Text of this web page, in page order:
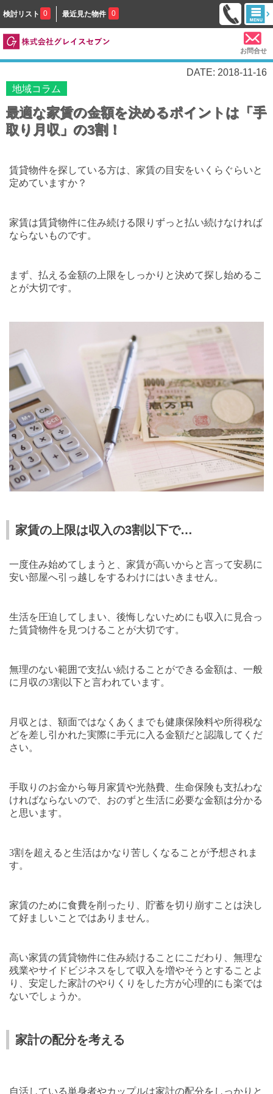
検討リスト 0 最近見た物件 0
お問合せ
DATE: 2018-11-16
地域コラム
最適な家賃の金額を決めるポイントは「手
取り月収」の3割！
賃貸物件を探している方は、家賃の目安をいくらぐらいと
定めていますか？
家賃は賃貸物件に住み続ける限りずっと払い続けなければ
ならないものです。
まず、払える金額の上限をしっかりと決めて探し始めるこ
とが大切です。
家賃の上限は収入の3割以下で…
一度住み始めてしまうと、家賃が高いからと言って安易に
安い部屋へ引っ越しをするわけにはいきません。
生活を圧迫してしまい、後悔しないためにも収入に見合っ
た賃貸物件を見つけることが大切です。
無理のない範囲で支払い続けることができる金額は、一般
に月収の3割以下と言われています。
月収とは、額面ではなくあくまでも健康保険料や所得税な
どを差し引かれた実際に手元に入る金額だと認識してくだ
さい。
手取りのお金から毎月家賃や光熱費、生命保険も支払わな
ければならないので、おのずと生活に必要な金額は分かる
と思います。
3割を超えると生活はかなり苦しくなることが予想されま
す。
家賃のために食費を削ったり、貯蓄を切り崩すことは決し
て好ましいことではありません。
高い家賃の賃貸物件に住み続けることにこだわり、無理な
残業やサイドビジネスをして収入を増やそうとすることよ
り、安定した家計のやりくりをした方が心理的にも楽では
ないでしょうか。
家計の配分を考える
自活している単身者やカップルは家計の配分をしっかりと